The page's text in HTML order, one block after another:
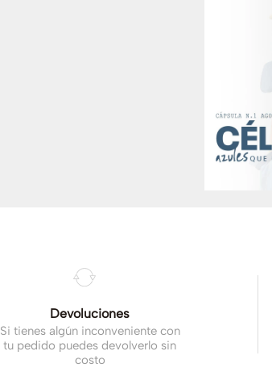
Devoluciones
Si tienes algún inconveniente con
tu pedido puedes devolverlo sin
costo